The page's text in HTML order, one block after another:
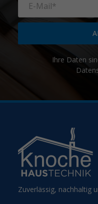
Ihre Daten
Zuverlässig, nachhaltig